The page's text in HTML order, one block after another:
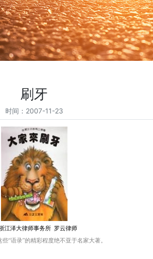
刷牙
时间：2007-11-23
江泽大律师事务所 罗云律师
“语录”的精彩程度绝不亚于名家大著。